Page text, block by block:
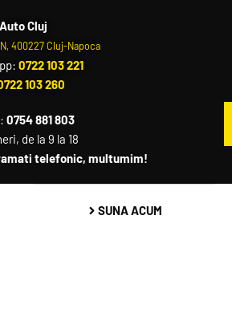
Cluj
400227 Cluj-Napoca
0722 103 221
103 260
0754 881 803
de la 9 la 18
telefonic, multumim!
SUNA ACUM